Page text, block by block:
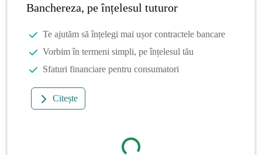
Banchereza, pe înțelesul tuturor
Te ajutăm să înțelegi mai ușor contractele bancare
Vorbim în termeni simpli, pe înțelesul tău
Sfaturi financiare pentru consumatori
Citește